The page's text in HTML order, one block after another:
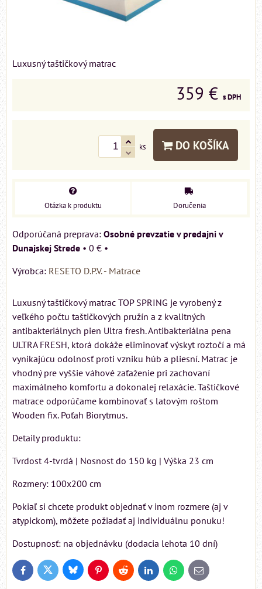
Luxusný taštičkový matrac
359 € s DPH
ks DO KOŠÍKA
Otázka k produktu Doručenia
Osobné prevzatie v predajni v
Dunajskej Strede • 0 € •
Výrobca: RESETO D.P.V. - Matrace
Luxusný taštičkový matrac TOP SPRING je vyrobený z
veľkého počtu taštičkových pružín a z kvalitných
antibakteriálnych pien Ultra fresh. Antibakteriálna pena
ULTRA FRESH, ktorá dokáže eliminovať výskyt roztočí a má
vynikajúcu odolnosť proti vzniku húb a pliesní. Matrac je
vhodný pre vyššie váhové zaťaženie pri zachovaní
maximálneho komfortu a dokonalej relaxácie. Taštičkové
matrace odporúčame kombinovať s latovým roštom
Wooden fix. Poťah Biorytmus.
Detaily produktu:
Tvrdost 4-tvrdá | Nosnost do 150 kg | Výška 23 cm
Rozmery: 100x200 cm
Pokiaľ si chcete produkt objednať v inom rozmere (aj v
atypickom), môžete požiadať aj individuálnu ponuku!
Dostupnosť: na objednávku (dodacia lehota 10 dní)
FacebookTwitter BlueskyPinterestReddit LinkedInWhatsApp
E-
mail